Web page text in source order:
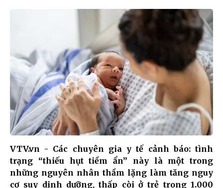
VTV.vn - Các chuyên gia y tế cảnh báo: tình
trạng “thiếu hụt tiềm ẩn” này là một trong
những nguyên nhân thầm lặng làm tăng nguy
cơ suy dinh dưỡng, thấp còi ở trẻ trong 1.000